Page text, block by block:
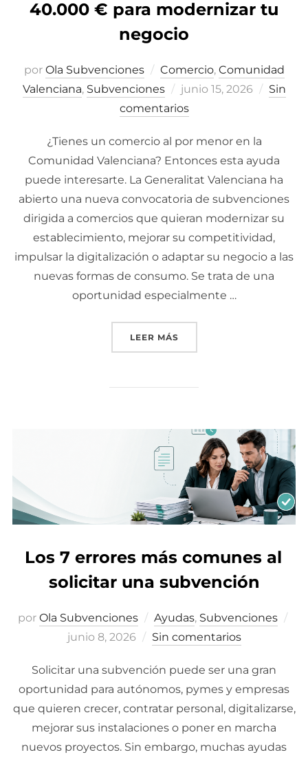
40.000 € para modernizar tu
negocio
por Ola Subvenciones Comercio, Comunidad
Valenciana, Subvenciones
Publicado
el
junio 15, 2026
Sin
comentarios
¿Tienes un comercio al por menor en la
Comunidad Valenciana? Entonces esta ayuda
puede interesarte. La Generalitat Valenciana ha
abierto una nueva convocatoria de subvenciones
dirigida a comercios que quieran modernizar su
establecimiento, mejorar su competitividad,
impulsar la digitalización o adaptar su negocio a las
nuevas formas de consumo. Se trata de una
oportunidad especialmente …
LEER MÁS
Los 7 errores más comunes al
solicitar una subvención
por Ola Subvenciones Ayudas, Subvenciones
junio 8, 2026 Sin comentarios
Solicitar una subvención puede ser una gran
oportunidad para autónomos, pymes y empresas
que quieren crecer, contratar personal, digitalizarse,
mejorar sus instalaciones o poner en marcha
nuevos proyectos. Sin embargo, muchas ayudas